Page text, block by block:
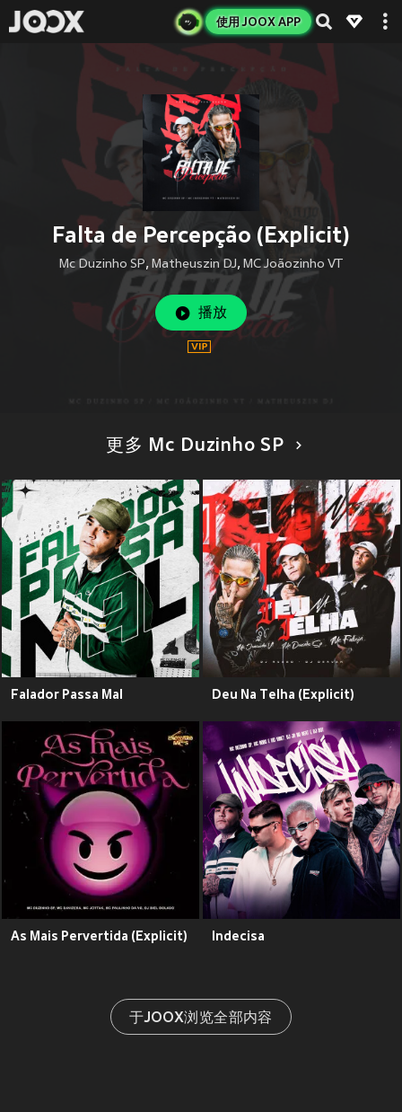
使用 JOOX APP
Falta de Percepção (Explicit)
Mc Duzinho SP, Matheuszin DJ, MC Joãozinho VT
播放
更多 Mc Duzinho SP
Falador Passa Mal Deu Na Telha (Explicit)
As Mais Pervertida (Explicit) Indecisa
于JOOX浏览全部内容